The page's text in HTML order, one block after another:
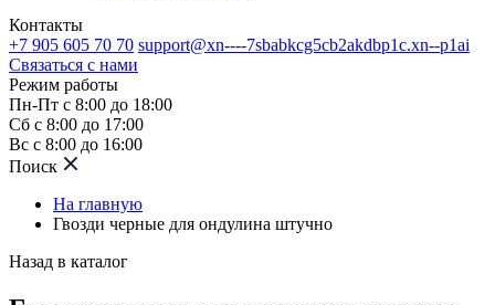
Контакты
+7 905 605 70 70 support@xn----7sbabkcg5cb2akdbp1c.xn--p1ai
Связаться с нами
Режим работы
Пн-Пт с 8:00 до 18:00
Сб с 8:00 до 17:00
Вс с 8:00 до 16:00
Поиск
На главную
Гвозди черные для ондулина штучно
Назад в каталог